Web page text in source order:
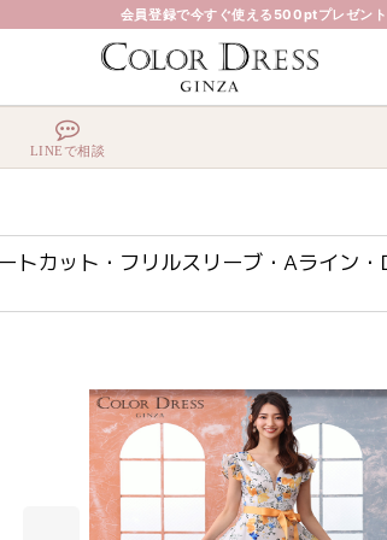
会員登録で今すぐ使える500ptプレゼン
LINEで相談
トカット・フリルスリーブ・Aライン・ロングドレス[
カット・フリルスリーブ・Aライン